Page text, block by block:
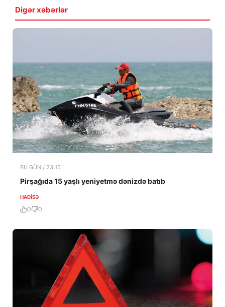
Digər xəbərlər
BU GÜN / 23:15
Pirşağıda 15 yaşlı yeniyetmə dənizdə batıb
HADISƏ
0 0